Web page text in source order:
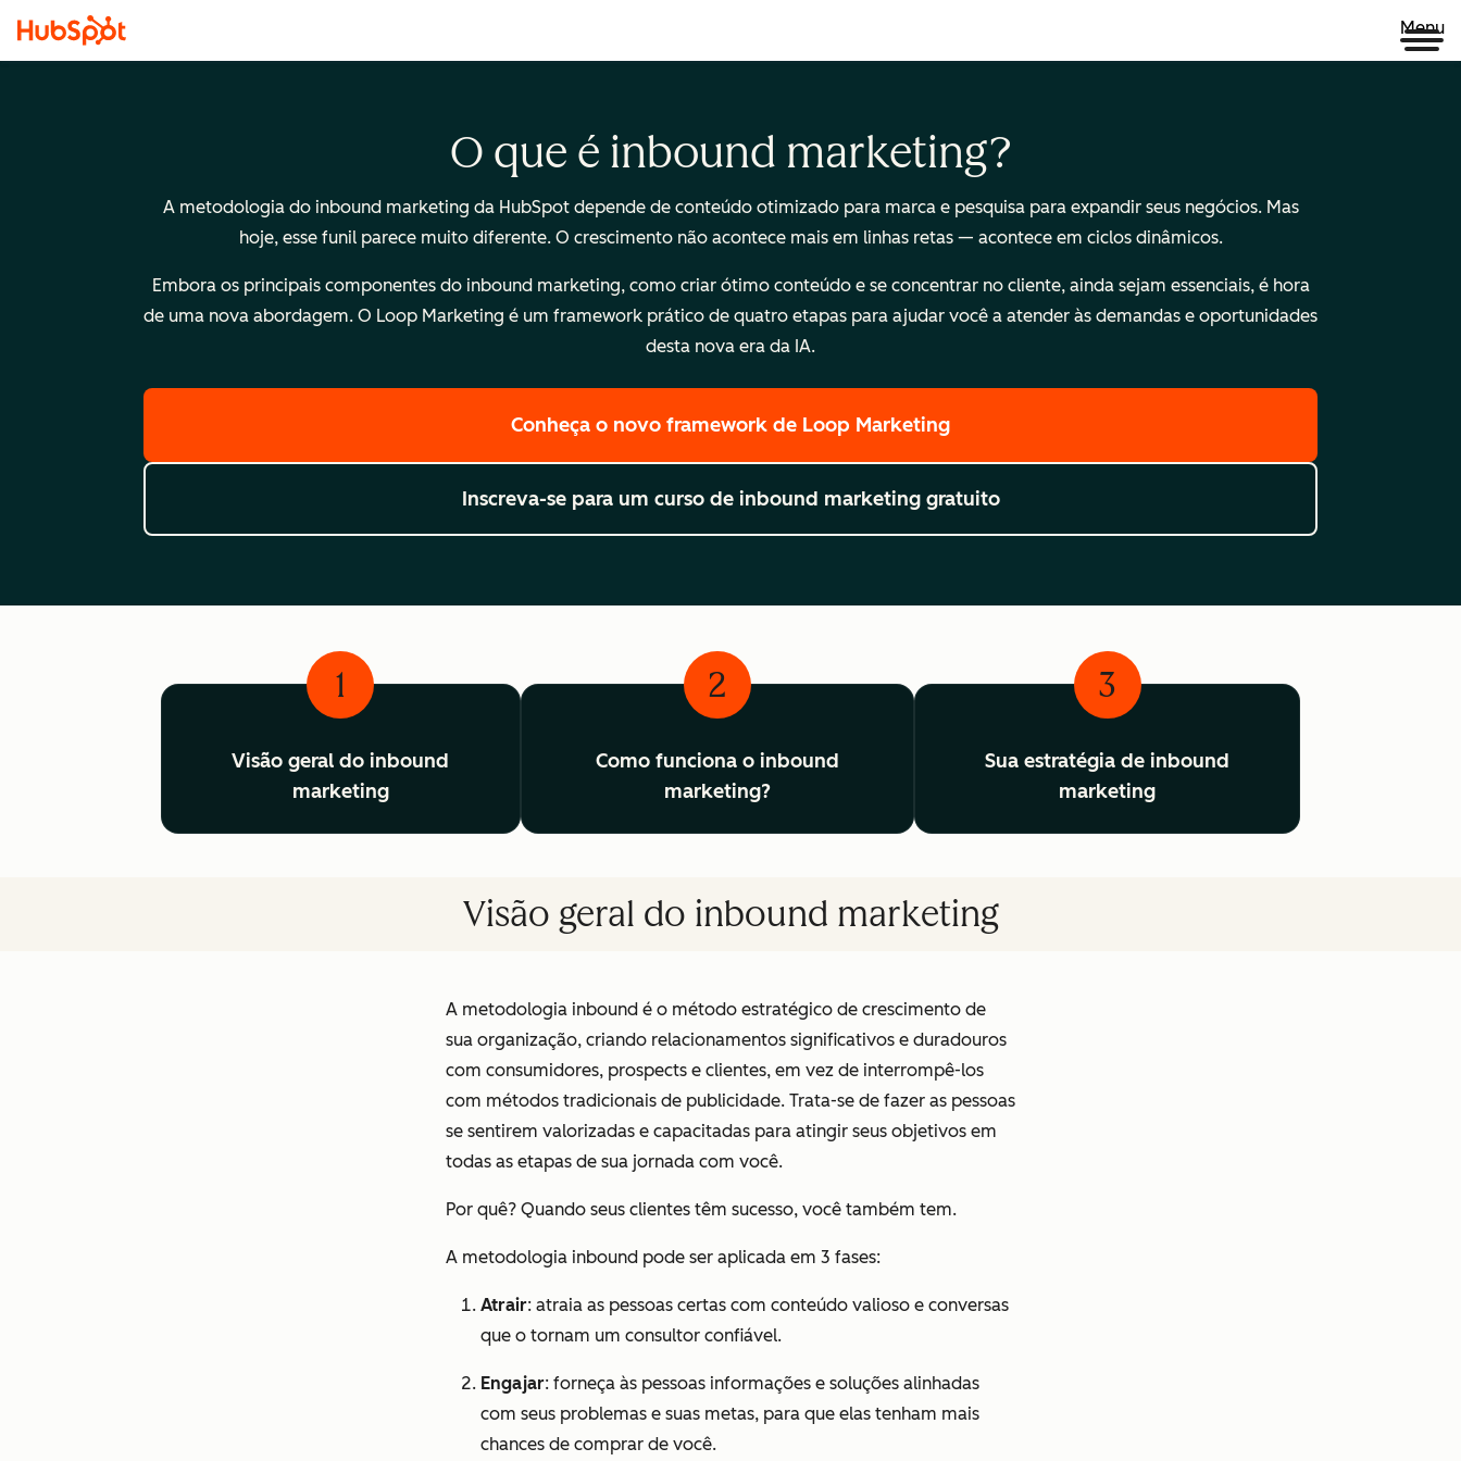
Menu
O que é inbound marketing?
A metodologia do inbound marketing da HubSpot depende de conteúdo otimizado para marca e pesquisa para expandir seus negócios. Mas
hoje, esse funil parece muito diferente. O crescimento não acontece mais em linhas retas — acontece em ciclos dinâmicos.
Embora os principais componentes do inbound marketing, como criar ótimo conteúdo e se concentrar no cliente, ainda sejam essenciais, é hora
de uma nova abordagem. O Loop Marketing é um framework prático de quatro etapas para ajudar você a atender às demandas e oportunidades
desta nova era da IA.
Conheça o novo framework de Loop Marketing
Inscreva-se para um curso de inbound marketing gratuito
1
Visão geral do inbound
marketing
2
Como funciona o inbound
marketing?
3
Sua estratégia de inbound
marketing
Visão geral do inbound marketing
A metodologia inbound é o método estratégico de crescimento de
sua organização, criando relacionamentos significativos e duradouros
com consumidores, prospects e clientes, em vez de interrompê-los
com métodos tradicionais de publicidade. Trata-se de fazer as pessoas
se sentirem valorizadas e capacitadas para atingir seus objetivos em
todasas etapas de sua jornada com você.
Por quê? Quando seus clientes têm sucesso, você também tem.
A metodologia inbound pode ser aplicada em 3 fases:
Atrair: atraia as pessoas certas com conteúdo valioso e conversas
que o tornam um consultor confiável.
Engajar: forneça às pessoas informações e soluções alinhadas
com seus problemas e suas metas, para que elas tenham mais
chances de comprar de você.